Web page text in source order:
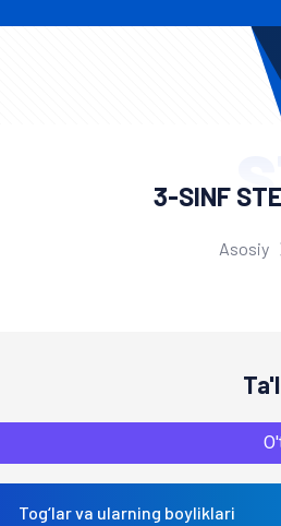
3-SINF
Asosiy
Tog‘lar va ularning boyliklari